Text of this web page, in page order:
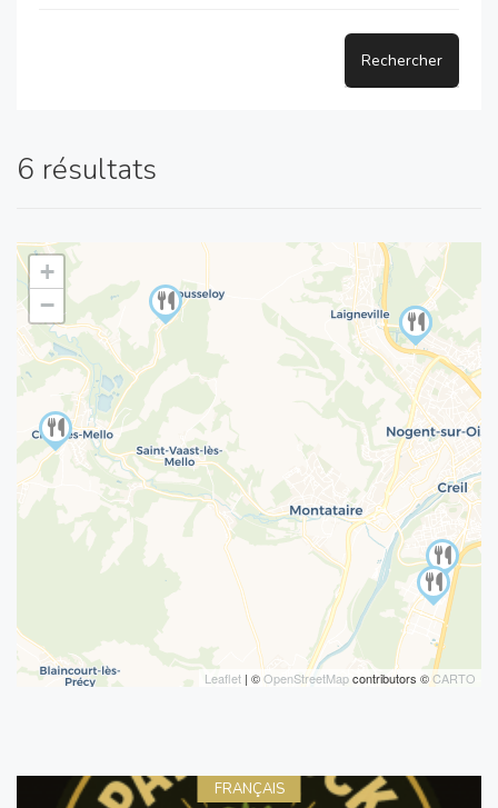
Rechercher
6 résultats
+
−
Leaflet | ©OpenStreetMapcontributors ©CARTO
FRANÇAIS